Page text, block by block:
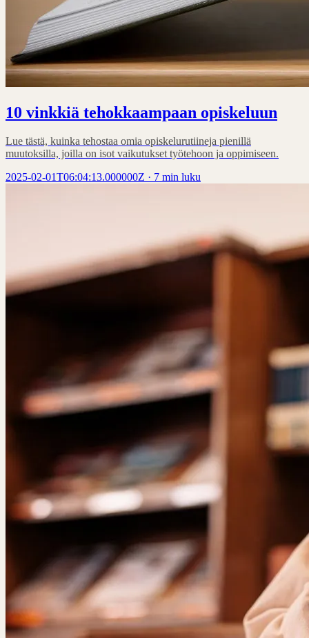
10 vinkkiä tehokkaampaan opiskeluun
Lue tästä, kuinka tehostaa omia opiskelurutiineja pienillä
muutoksilla, joilla on isot vaikutukset työtehoon ja oppimiseen.
2025-02-01T06:04:13.000000Z · 7 min luku